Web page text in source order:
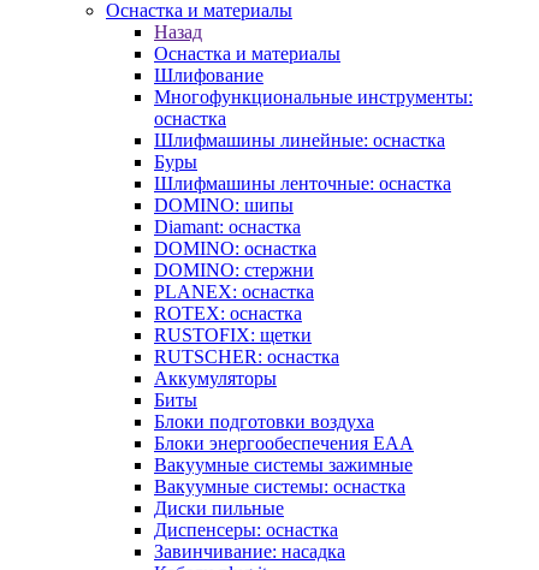
Оснастка и материалы
Назад
Оснастка и материалы
Шлифование
Многофункциональные инструменты:
оснастка
Шлифмашины линейные: оснастка
Буры
Шлифмашины ленточные: оснастка
DOMINO: шипы
Diamant: оснастка
DOMINO: оснастка
DOMINO: стержни
PLANEX: оснастка
ROTEX: оснастка
RUSTOFIX: щетки
RUTSCHER: оснастка
Аккумуляторы
Биты
Блоки подготовки воздуха
Блоки энергообеспечения EAA
Вакуумные системы зажимные
Вакуумные системы: оснастка
Диски пильные
Диспенсеры: оснастка
Завинчивание: насадка